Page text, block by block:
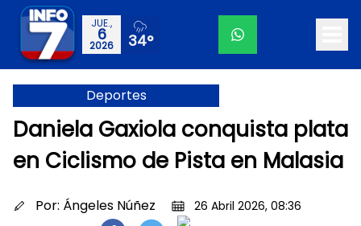
JUE.,
6
2026 34°
Deportes
Daniela Gaxiola conquista plata
en Ciclismo de Pista en Malasia
Por: Ángeles Núñez
26 Abril 2026, 08:36